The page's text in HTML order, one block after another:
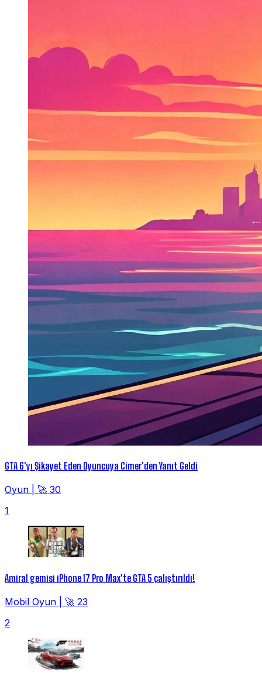
GTA 6'yı Şikayet Eden Oyuncuya Cimer'den Yanıt Geldi
Oyun
🚀 30
1
Amiral gemisi iPhone 17 Pro Max'te GTA 5 çalıştırıldı!
Mobil Oyun
🚀 23
2